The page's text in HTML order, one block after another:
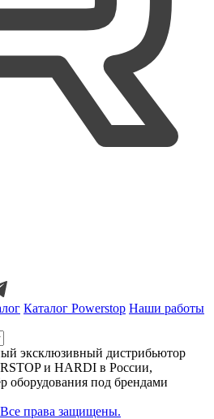
Каталог Powerstop Наши работы
эксклюзивный дистрибьютор
и HARDI в России,
оборудования под брендами
Все права защищены.